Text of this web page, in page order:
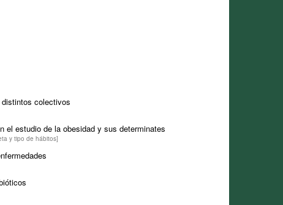
colectivos
el estudio de la obesidad y sus determinates
y tipo de hábitos]